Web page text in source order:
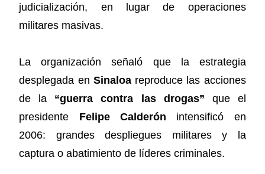
judicialización, en lugar de operaciones
militares masivas.
La organización señaló que la estrategia
desplegada en Sinaloa reproduce las acciones
de la “guerra contra las drogas” que el
presidente Felipe Calderón intensificó en
2006: grandes despliegues militares y la
captura o abatimiento de líderes criminales.